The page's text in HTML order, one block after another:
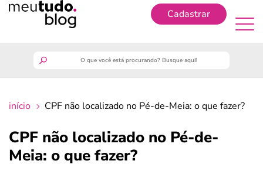
Cadastrar
finanças
início CPF não localizado no Pé-de-Meia: o que fazer?
CPF não localizado no Pé-de-
Meia: o que fazer?